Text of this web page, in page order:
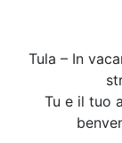
Tula – In
Tu e il tuo